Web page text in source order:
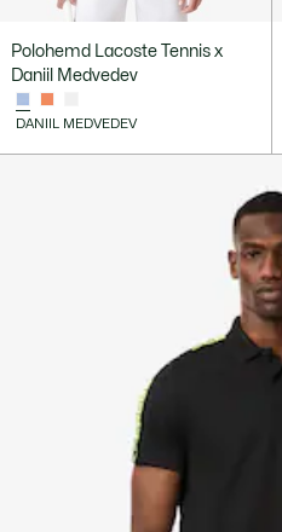
Polohemd Lacoste Tennis x
Daniil Medvedev
DANIIL MEDVEDEV